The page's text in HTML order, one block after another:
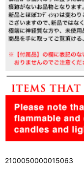
2100050000015063